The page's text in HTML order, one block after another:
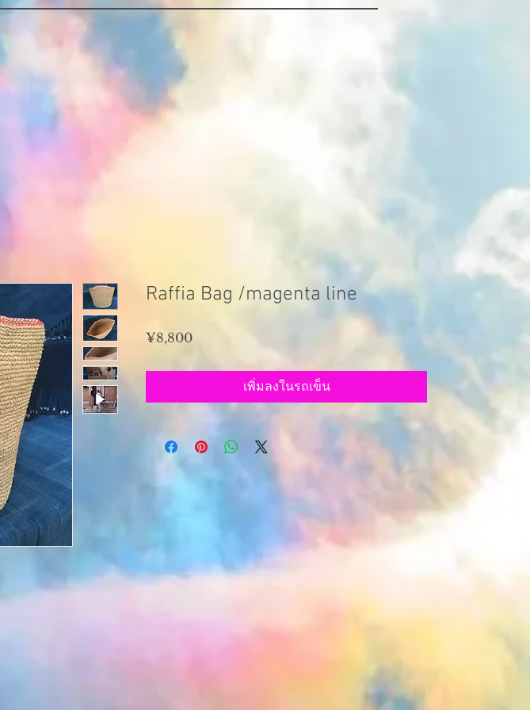
Raffia Bag /magenta line
¥8,800ราคา
เพิ่มลงในรถเข็น